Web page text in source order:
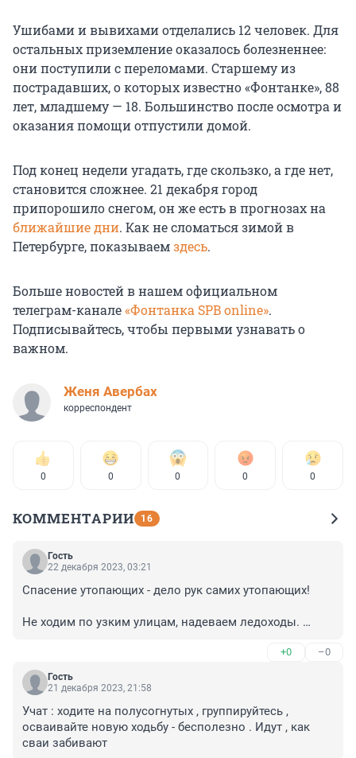
Ушибами и вывихами отделались 12 человек. Для
остальных приземление оказалось болезненнее:
они поступили с переломами. Старшему из
пострадавших, о которых известно «Фонтанке», 88
лет, младшему — 18. Большинство после осмотра и
оказания помощи отпустили домой.
Под конец недели угадать, где скользко, а где нет,
становится сложнее. 21 декабря город
припорошило снегом, он же есть в прогнозах на
ближайшие дни. Как не сломаться зимой в
Петербурге, показываемздесь.
Больше новостей в нашем официальном
телеграм-канале«Фонтанка SPB online».
Подписывайтесь, чтобы первыми узнавать о
важном.
Женя Авербах
корреспондент
0 0 0 0 0
КОММЕНТАРИИ 16
Гость
22 декабря 2023, 03:21
Спасение утопающих - дело рук самих утопающих!
Не ходим по узким улицам, надеваем ледоходы.
Мамы с колясками, люди с доп. опорами - сидим
дома, по возможности.
Еду заказываем домой, или доставку из магазина.
есть).
Ибо "Навернуцца" - страшная сила!
Обходим (на ледоходах) все возможные места
+0 –0
Гость
21 декабря 2023, 21:58
Учат : ходите на полусогнутых , группируйтесь ,
осваивайте новую ходьбу - бесполезно . Идут , как
сваи забивают